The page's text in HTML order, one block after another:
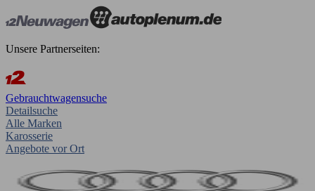
Unsere Partnerseiten:
Gebrauchtwagensuche
Detailsuche
Alle Marken
Karosserie
Angebote vor Ort